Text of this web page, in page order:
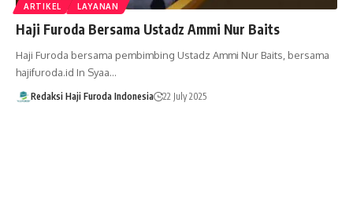
ARTIKEL LAYANAN
Haji Furoda Bersama Ustadz Ammi Nur Baits
Haji Furoda bersama pembimbing Ustadz Ammi Nur Baits, bersama
hajifuroda.id In Syaa…
Redaksi Haji Furoda Indonesia 22 July 2025